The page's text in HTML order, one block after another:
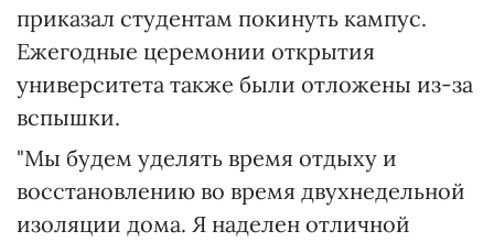
приказал студентам покинуть кампус.
Ежегодные церемонии открытия
университета также были отложены из-за
вспышки.
"Мы будем уделять время отдыху и
восстановлению во время двухнедельной
изоляции дома. Я наделен отличной